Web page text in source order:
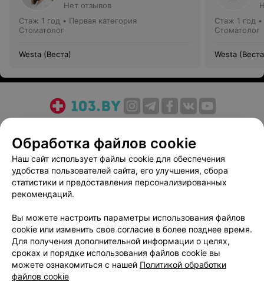
Нет отзывов
Стаж 1 год • Первая категория
Стоматолог
Westa (Веста)
Стаж 1 год •
Стоматолог
Westa
Медицинский маркетинг
Публичный договор
Пользовательское соглашение
Способы оплаты
Вакансии
Партнеры
Написать руководителю 103.by
Персональные настройки cookie
Обработка персональных данных
Обработка файлов cookie
Наш сайт использует файлы cookie для обеспечения
удобства пользователей сайта, его улучшения, сбора
статистики и предоставления персонализированных
рекомендаций.
Вы можете настроить параметры использования файлов
cookie или изменить свое согласие в более позднее время.
Для получения дополнительной информации о целях,
сроках и порядке использования файлов cookie вы
можете ознакомиться с нашей Политикой обработки
файлов cookie